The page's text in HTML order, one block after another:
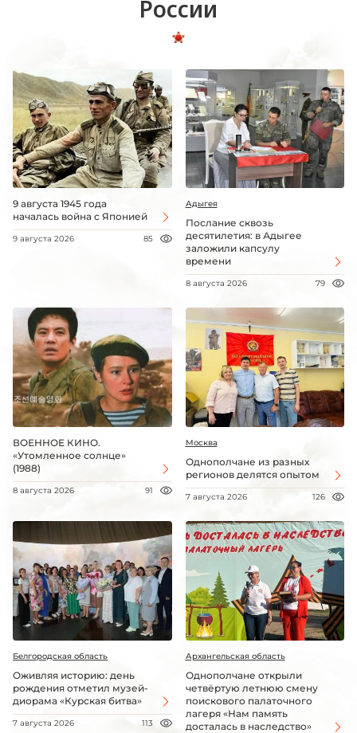
России
9 августа 1945 года
началась война с Японией
9 августа 2026 85
Адыгея
Послание сквозь
десятилетия: в Адыгее
заложили капсулу
времени
8 августа 2026 79
ВОЕННОЕ КИНО.
«Утомленное солнце»
(1988)
8 августа 2026 91
Москва
Однополчане из разных
регионов делятся опытом
7 августа 2026 126
Белгородская область
Оживляя историю: день
рождения отметил музей-
диорама «Курская битва»
7 августа 2026 113
Архангельская область
Однополчане открыли
четвёртую летнюю смену
поискового палаточного
лагеря «Нам память
досталась в наследство»